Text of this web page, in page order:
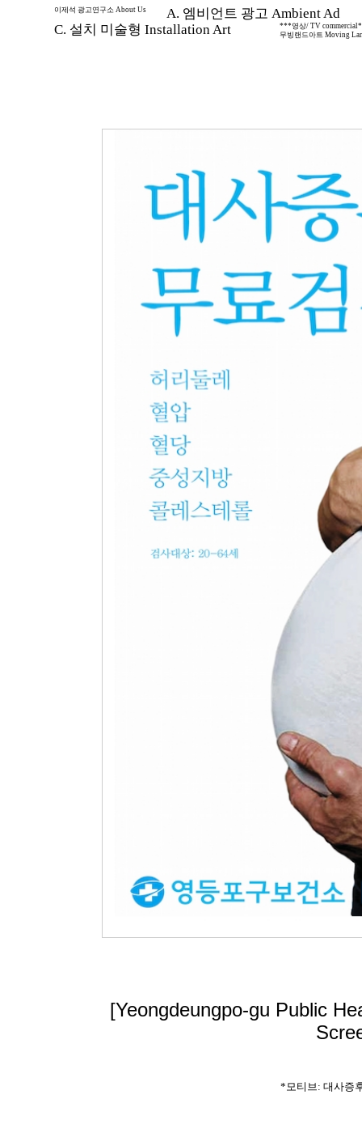
이제석 광고연구소 About Us
A. 엠비언트 광고 Ambient Ad
C. 설치 미술형 Installation Art
***영상/ TV
무빙랜드아트 Moving
[Yeongdeungpo-gu Public
*모티브: 대사증